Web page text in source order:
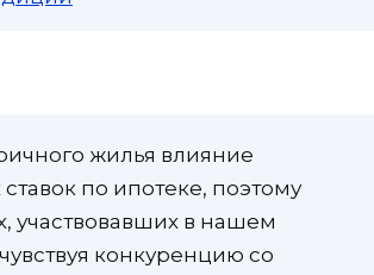
жилья влияние
по ипотеке, поэтому
участвовавших в нашем
конкуренцию со